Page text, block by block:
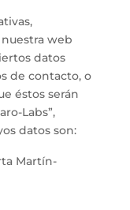
web
datos
de contacto, o
éstos serán
Labs”,
datos son:
Martín-